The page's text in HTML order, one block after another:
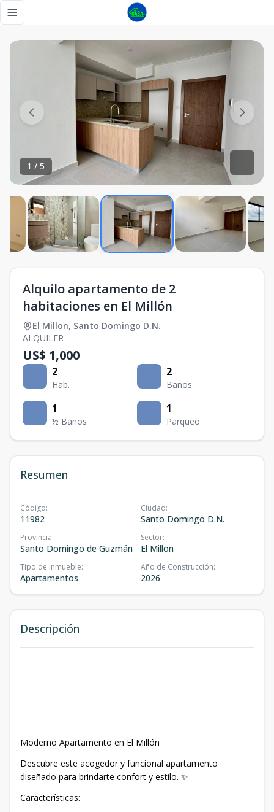
Toggle navigation menu
1 / 5
Alquilo apartamento de 2
habitaciones en El Millón
El Millon, Santo Domingo D.N.
ALQUILER
US$ 1,000
2
Hab.
2
Baños
1
½ Baños
1
Parqueo
Resumen
Código:
11982
Ciudad:
Santo Domingo D.N.
Provincia:
Santo Domingo de Guzmán
Sector:
El Millon
Tipo de inmueble:
Apartamentos
Año de Construcción:
2026
Descripción
Moderno Apartamento en El Millón
Descubre este acogedor y funcional apartamento
diseñado para brindarte confort y estilo. ✨
Características:
Alquilo apartamento de 2 habitaciones en El Millón - Tu